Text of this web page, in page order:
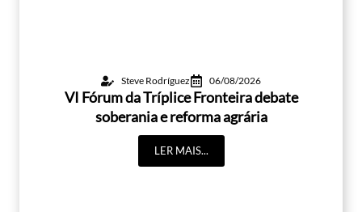
Steve Rodríguez 06/08/2026
VI Fórum da Tríplice Fronteira debate
soberania e reforma agrária
LER MAIS...